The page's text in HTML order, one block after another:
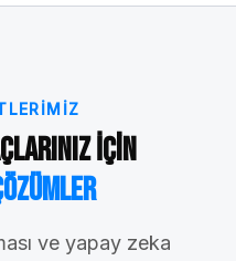
İçin
ve yapay zeka